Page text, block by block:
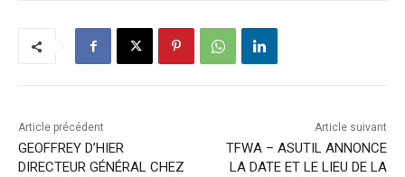
Article précédent
GEOFFREY D’HIER
DIRECTEUR GÉNÉRAL CHEZ
Article suivant
TFWA – ASUTIL ANNONCE
LA DATE ET LE LIEU DE LA